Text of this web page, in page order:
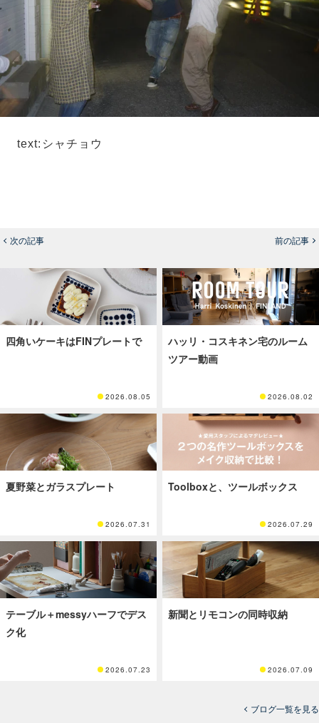
text:シャチョウ
次の記事 前の記事
四角いケーキはFINプレートで
2026.08.05
ハッリ・コスキネン宅のルーム
ツアー動画
2026.08.02
夏野菜とガラスプレート
2026.07.31
Toolboxと、ツールボックス
2026.07.29
テーブル＋messyハーフでデス
ク化
2026.07.23
新聞とリモコンの同時収納
2026.07.09
ブログ一覧を見る